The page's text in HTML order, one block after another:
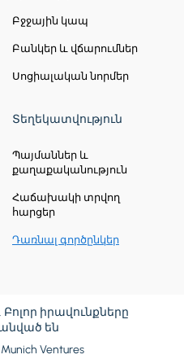
Բջջային կապ
Բանկեր և վճարումներ
Սոցիալական նորմեր
Տեղեկատվություն
Պայմաններ և
քաղաքականություն
Հաճախակի տրվող
հարցեր
Դառնալ գործընկեր
Բոլոր իրավունքները
են
Munich Ventures